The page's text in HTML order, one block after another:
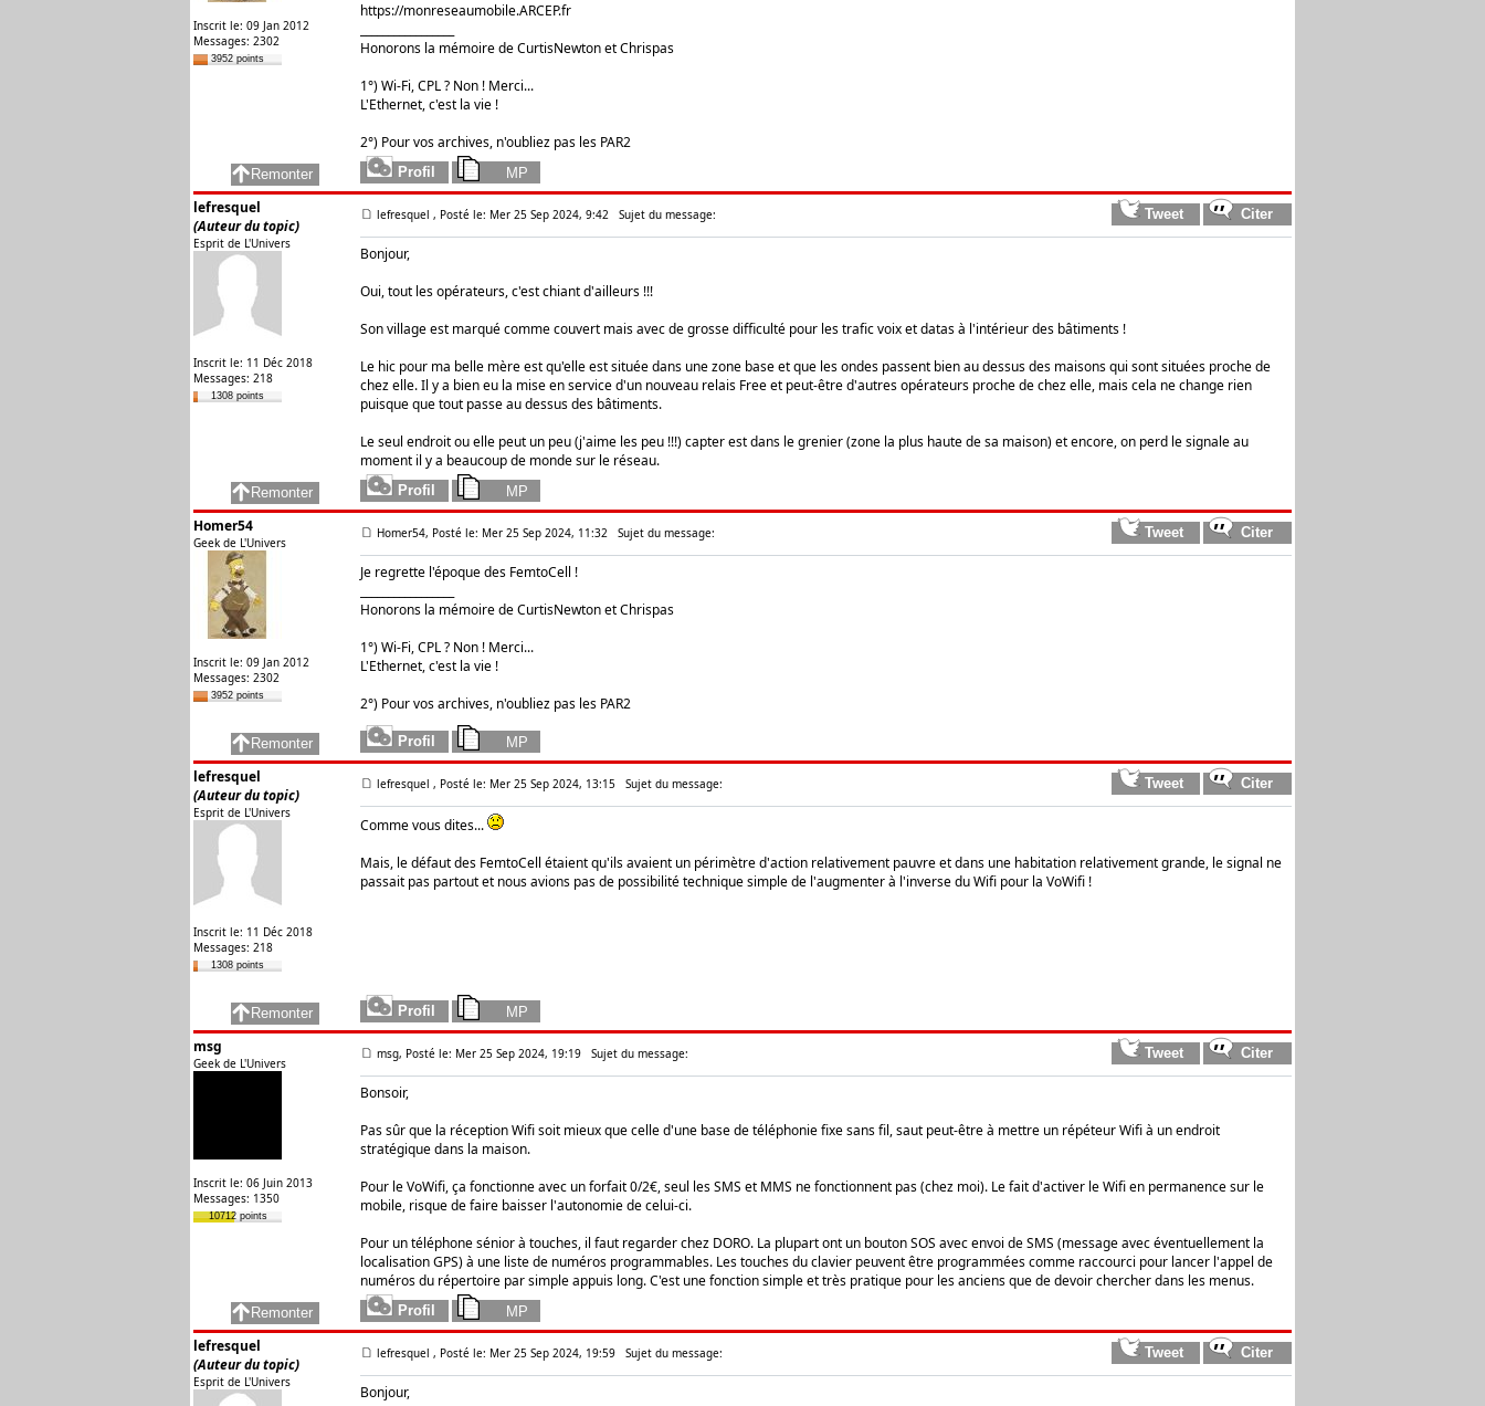
Inscrit le: 09 Jan 2012
Messages: 2302
3952 points
https://monreseaumobile.ARCEP.fr
Honorons la mémoire de CurtisNewton et Chrispas
1°) Wi-Fi, CPL ? Non ! Merci...
L'Ethernet, c'est la vie !
2°) Pour vos archives, n'oubliez pas les PAR2
lefresquel
(Auteur du topic)
Esprit de L'Univers
Inscrit le: 11 Déc 2018
Messages: 218
1308 points
lefresquel , Posté le: Mer 25 Sep 2024, 9:42 Sujet du message:
Bonjour,
Oui, tout les opérateurs, c'est chiant d'ailleurs !!!
Son village est marqué comme couvert mais avec de grosse difficulté pour les trafic voix et datas à l'intérieur des bâtiments !
Le hic pour ma belle mère est qu'elle est située dans une zone base et que les ondes passent bien au dessus des maisons qui sont situées proche de
chez elle. Il y a bien eu la mise en service d'un nouveau relais Free et peut-être d'autres opérateurs proche de chez elle, mais cela ne change rien
puisque que tout passe au dessus des bâtiments.
Le seul endroit ou elle peut un peu (j'aime les peu !!!) capter est dans le grenier (zone la plus haute de sa maison) et encore, on perd le signale au
moment il y a beaucoup de monde sur le réseau.
Homer54
Geek de L'Univers
Inscrit le: 09 Jan 2012
Messages: 2302
3952 points
Homer54, Posté le: Mer 25 Sep 2024, 11:32 Sujet du message:
Je regrette l'époque des FemtoCell !
Honorons la mémoire de CurtisNewton et Chrispas
1°) Wi-Fi, CPL ? Non ! Merci...
L'Ethernet, c'est la vie !
2°) Pour vos archives, n'oubliez pas les PAR2
lefresquel
(Auteur du topic)
Esprit de L'Univers
Inscrit le: 11 Déc 2018
Messages: 218
1308 points
lefresquel , Posté le: Mer 25 Sep 2024, 13:15 Sujet du message:
Comme vous dites...
Mais, le défaut des FemtoCell étaient qu'ils avaient un périmètre d'action relativement pauvre et dans une habitation relativement grande, le signal ne
passait pas partout et nous avions pas de possibilité technique simple de l'augmenter à l'inverse du Wifi pour la VoWifi !
msg
Geek de L'Univers
Inscrit le: 06 Juin 2013
Messages: 1350
10712 points
msg, Posté le: Mer 25 Sep 2024, 19:19 Sujet du message:
Bonsoir,
Pas sûr que la réception Wifi soit mieux que celle d'une base de téléphonie fixe sans fil, saut peut-être à mettre un répéteur Wifi à un endroit
stratégique dans la maison.
Pour le VoWifi, ça fonctionne avec un forfait 0/2€, seul les SMS et MMS ne fonctionnent pas (chez moi). Le fait d'activer le Wifi en permanence sur le
mobile, risque de faire baisser l'autonomie de celui-ci.
Pour un téléphone sénior à touches, il faut regarder chez DORO. La plupart ont un bouton SOS avec envoi de SMS (message avec éventuellement la
localisation GPS) à une liste de numéros programmables. Les touches du clavier peuvent être programmées comme raccourci pour lancer l'appel de
numéros du répertoire par simple appuis long. C'est une fonction simple et très pratique pour les anciens que de devoir chercher dans les menus.
lefresquel
(Auteur du topic)
Esprit de L'Univers
lefresquel , Posté le: Mer 25 Sep 2024, 19:59 Sujet du message:
Bonjour,